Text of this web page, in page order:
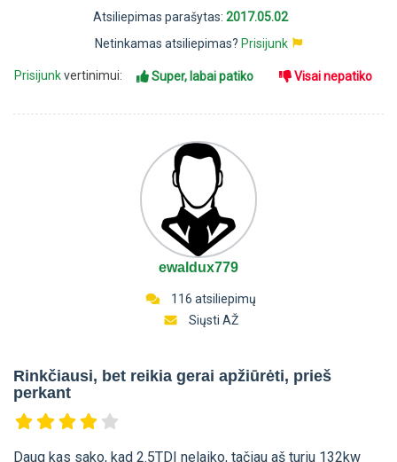
Atsiliepimas parašytas: 2017.05.02
Netinkamas atsiliepimas? Prisijunk
Prisijunkvertinimui: Super, labai patiko Visai nepatiko
ewaldux779
116 atsiliepimų
Siųsti AŽ
Rinkčiausi, bet reikia gerai apžiūrėti, prieš
perkant
Daug kas sako, kad 2.5TDI nelaiko, tačiau aš turiu 132kw